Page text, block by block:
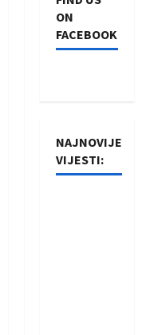
ON
FACEBOOK
NAJNOVIJE
VIJESTI: